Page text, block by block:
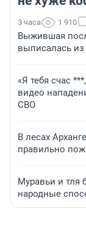
3 часа 1 910
Выжившая
выписалась
«Я тебя счас
видео
СВО
В лесах
правильно
Муравьи и тля
народные